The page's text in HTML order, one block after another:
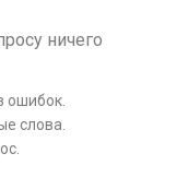
ничего
ошибок.
слова.